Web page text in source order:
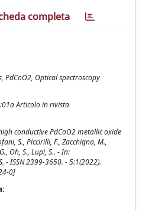
completa
PdCoO2, Optical spectroscopy
Articolo in rivista
conductive PdCoO2 metallic oxide
S., Piccirilli, F., Zacchigna, M.,
Oh, S., Lupi, S.. - In:
- ISSN 2399-3650. - 5:1(2022).
0]